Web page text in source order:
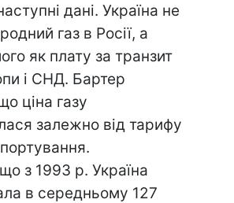
дані. Україна не
газ в Росії, а
як плату за транзит
і СНД. Бартер
ціна газу
залежно від тарифу
з 1993 р. Україна
в середньому 127